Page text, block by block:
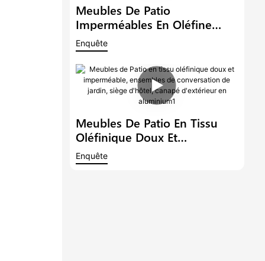
Meubles De Patio
Imperméables En Oléfine
Douce, Ensembles De
Conversation, Siège D'hôtel,
Ensemble De Canapé En Tissu
De Jardin En Aluminium
Sectionnel D'extérieur
Enquête
Meubles De Patio En Tissu
Oléfinique Doux Et
Imperméable, Ensembles De
Conversation De Jardin, Siège
Enquête